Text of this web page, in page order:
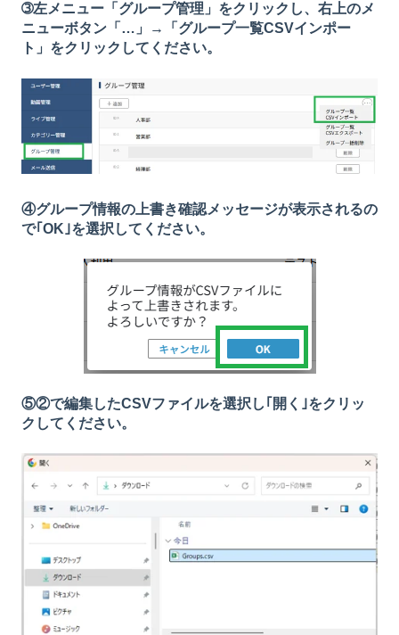
➂左メニュー「グループ管理」をクリックし、右上のメ
ニューボタン「…」→「グループ一覧CSVインポー
ト」をクリックしてください。
④グループ情報の上書き確認メッセージが表示されるの
で｢OK｣を選択してください。
⑤②で編集したCSVファイルを選択し｢開く｣をクリッ
クしてください。